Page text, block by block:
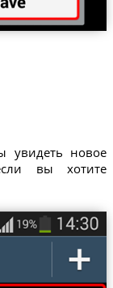
увидеть новое
вы хотите